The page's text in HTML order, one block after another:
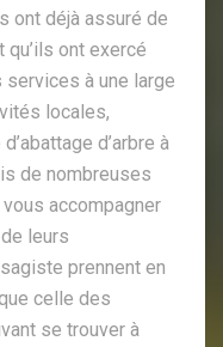
ont déjà assuré de
ont exercé
à une large
locales,
d’arbre à
de nombreuses
accompagner
leurs
prennent en
celle des
se trouver à